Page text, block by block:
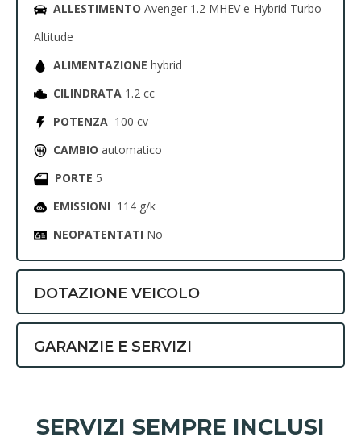
ALLESTIMENTO Avenger 1.2 MHEV e-Hybrid Turbo
Altitude
ALIMENTAZIONE hybrid
CILINDRATA 1.2 cc
POTENZA 100 cv
CAMBIO automatico
PORTE 5
EMISSIONI 114 g/k
NEOPATENTATI No
DOTAZIONE VEICOLO
GARANZIE E SERVIZI
SERVIZI SEMPRE INCLUSI